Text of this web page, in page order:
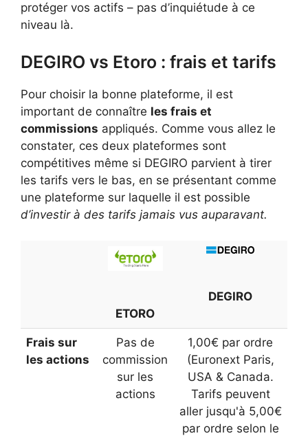
protéger vos actifs – pas d’inquiétude à ce
niveau là.
DEGIRO vs Etoro : frais et tarifs
Pour choisir la bonne plateforme, il est
important de connaître les frais et
commissions appliqués. Comme vous allez le
constater, ces deux plateformes sont
compétitives même si DEGIRO parvient à tirer
les tarifs vers le bas, en se présentant comme
une plateforme sur laquelle il est possible
d’investir à des tarifs jamais vus auparavant.
ETORO
DEGIRO
Frais sur
les actions
Pas de
commission
sur les
actions
1,00€ par ordre
(Euronext Paris,
USA & Canada.
Tarifs peuvent
aller jusqu'à 5,00€
par ordre selon le